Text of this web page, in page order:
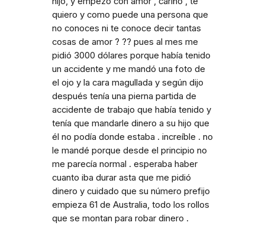
quiero y como puede una persona que
no conoces ni te conoce decir tantas
cosas de amor ? ?? pues al mes me
pidió 3000 dólares porque había tenido
un accidente y me mandó una foto de
el ojo y la cara magullada y según dijo
después tenía una pierna partida de
accidente de trabajo que había tenido y
tenía que mandarle dinero a su hijo que
él no podía donde estaba . increíble . no
le mandé porque desde el principio no
me parecía normal . esperaba haber
cuanto iba durar asta que me pidió
dinero y cuidado que su número prefijo
empieza 61 de Australia, todo los rollos
que se montan para robar dinero .